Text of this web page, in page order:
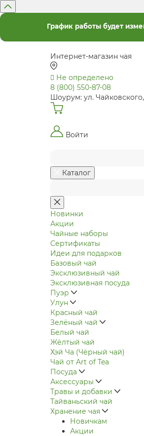
График работы будет
Интернет-магазин чая
Не определено
8 (800) 550-87-08
Шоурум: ул.
Войти
Каталог
Новинки
Акции
Чайные наборы
Сертификаты
Идеи для подарков
Базовый чай
Эксклюзивный чай
Эксклюзивная посуда
Пуэр
Улун
Красный чай
Зелёный чай
Белый чай
Жёлтый чай
Хэй Ча (Чёрный чай)
Чай от Art of Tea
Посуда
Аксессуары
Травы и добавки
Тайваньский чай
Хранение чая
Новичкам
Акции